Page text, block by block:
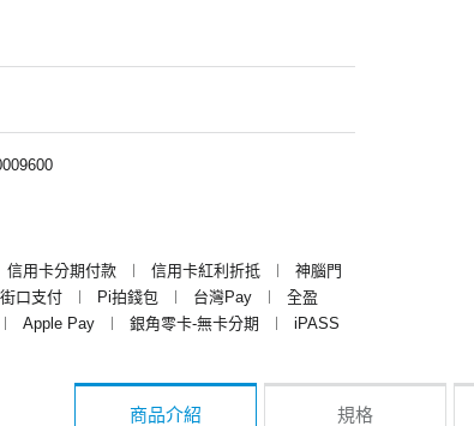
信用卡分期付款 ︱ 信用卡紅利折抵 ︱
神腦門
街口支付 ︱ Pi拍錢包 ︱ 台灣Pay ︱
全盈
︱ Apple Pay ︱ 銀角零卡-無卡分期 ︱
iPASS
商品介紹 規格